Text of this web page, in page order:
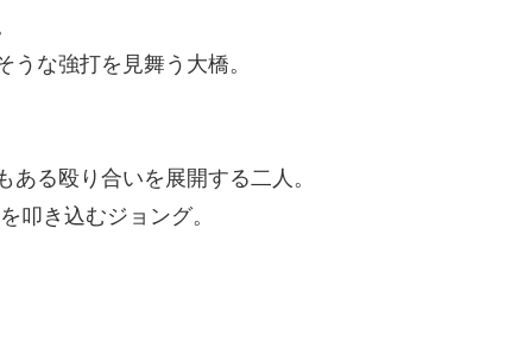
な強打を見舞う大橋。
る殴り合いを展開する二人。
叩き込むジョング。